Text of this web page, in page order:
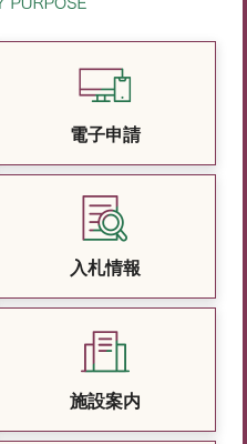
電子申請
入札情報
施設案内